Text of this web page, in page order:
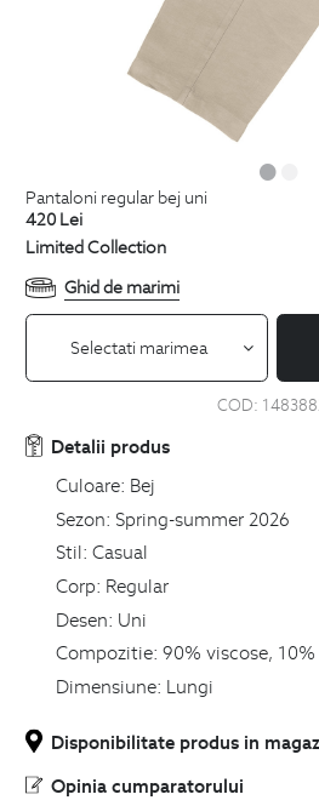
pantaloni regular bej uni
420 Lei
Limited Collection
Ghid de marimi
Selectati marimea
COD:
Detalii produs
Culoare: Bej
Sezon: Spring-summer 2026
Stil: Casual
Corp: Regular
Desen: Uni
Compozitie: 90% viscose,
Dimensiune: Lungi
Disponibilitate produs in
Opinia cumparatorului